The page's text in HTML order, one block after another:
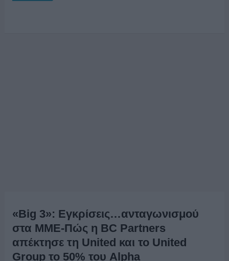
«Big 3»: Εγκρίσεις…ανταγωνισμού
στα ΜΜΕ-Πώς η BC Partners
απέκτησε τη United και το United
Group το 50% του Alpha